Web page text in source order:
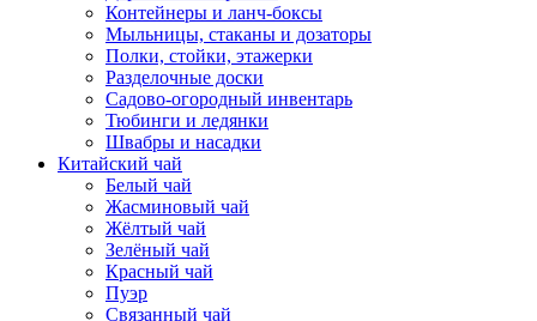
Контейнеры и ланч-боксы
Мыльницы, стаканы и дозаторы
Полки, стойки, этажерки
Разделочные доски
Садово-огородный инвентарь
Тюбинги и ледянки
Швабры и насадки
Китайский чай
Белый чай
Жасминовый чай
Жёлтый чай
Зелёный чай
Красный чай
Пуэр
Связанный чай